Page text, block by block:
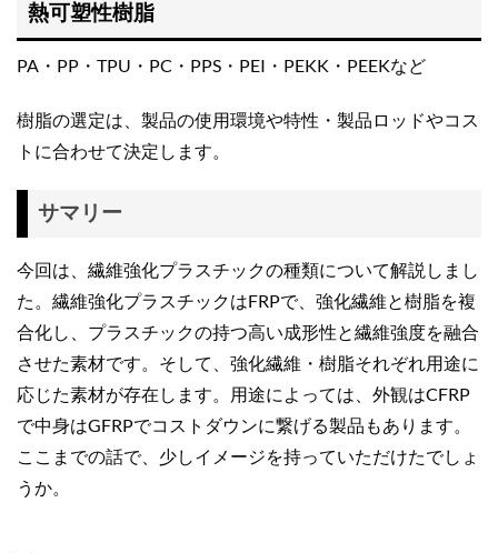
熱可塑性樹脂
PA・PP・TPU・PC・PPS・PEI・PEKK・PEEKなど
樹脂の選定は、製品の使用環境や特性・製品ロッドやコス
トに合わせて決定します。
サマリー
今回は、繊維強化プラスチックの種類について解説しまし
た。繊維強化プラスチックはFRPで、強化繊維と樹脂を複
合化し、プラスチックの持つ高い成形性と繊維強度を融合
させた素材です。そして、強化繊維・樹脂それぞれ用途に
応じた素材が存在します。用途によっては、外観はCFRP
で中身はGFRPでコストダウンに繋げる製品もあります。
ここまでの話で、少しイメージを持っていただけたでしょ
うか。